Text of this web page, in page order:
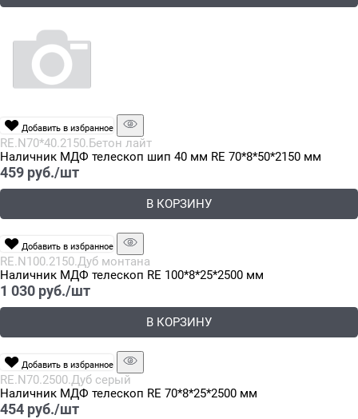
Добавить в избранное
RE.N70*40.2150.Бетон лайт
Наличник МДФ телескоп шип 40 мм RE 70*8*50*2150 мм
459 руб./шт
В КОРЗИНУ
Добавить в избранное
RE.N100.2150.Дуб монтана
Наличник МДФ телескоп RE 100*8*25*2500 мм
1 030 руб./шт
В КОРЗИНУ
Добавить в избранное
RE.N70.2500.Дуб серый
Наличник МДФ телескоп RE 70*8*25*2500 мм
454 руб./шт